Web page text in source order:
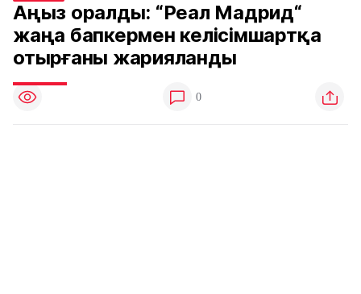
Аңыз оралды: “Реал Мадрид“
жаңа бапкермен келісімшартқа
отырғаны жарияланды
0